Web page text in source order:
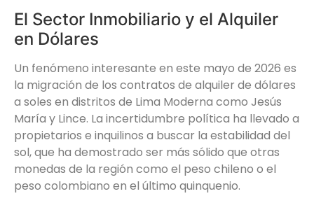
El Sector Inmobiliario y el Alquiler
en Dólares
Un fenómeno interesante en este mayo de 2026 es
la migración de los contratos de alquiler de dólares
a soles en distritos de Lima Moderna como Jesús
María y Lince. La incertidumbre política ha llevado a
propietarios e inquilinos a buscar la estabilidad del
sol, que ha demostrado ser más sólido que otras
monedas de la región como el peso chileno o el
peso colombiano en el último quinquenio.